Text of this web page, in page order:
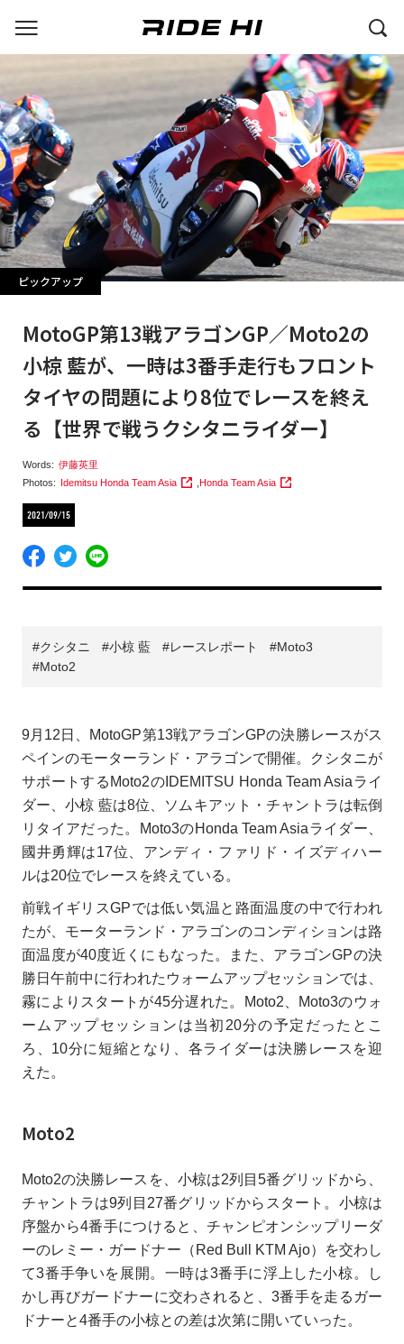
ピックアップ
MotoGP第13戦アラゴンGP／Moto2の
小椋 藍が、一時は3番手走行もフロント
タイヤの問題により8位でレースを終え
る【世界で戦うクシタニライダー】
Words: 伊藤英里
Photos: Idemitsu Honda Team Asia ,Honda Team Asia
2021/09/15
クシタニ 小椋 藍 レースレポート
Moto3
Moto2
9月12日、MotoGP第13戦アラゴンGPの決勝レースがス
ペインのモーターランド・アラゴンで開催。クシタニが
サポートするMoto2のIDEMITSU Honda Team Asiaライ
ダー、小椋 藍は8位、ソムキアット・チャントラは転倒
リタイアだった。Moto3のHonda Team Asiaライダー、
國井勇輝は17位、アンディ・ファリド・イズディハー
ルは20位でレースを終えている。
前戦イギリスGPでは低い気温と路面温度の中で行われ
たが、モーターランド・アラゴンのコンディションは路
面温度が40度近くにもなった。また、アラゴンGPの決
勝日午前中に行われたウォームアップセッションでは、
霧によりスタートが45分遅れた。Moto2、Moto3のウォ
ームアップセッションは当初20分の予定だったとこ
ろ、10分に短縮となり、各ライダーは決勝レースを迎
えた。
Moto2
Moto2の決勝レースを、小椋は2列目5番グリッドから、
チャントラは9列目27番グリッドからスタート。小椋は
序盤から4番手につけると、チャンピオンシップリーダ
ーのレミー・ガードナー（Red Bull KTM Ajo）を交わし
て3番手争いを展開。一時は3番手に浮上した小椋。し
かし再びガードナーに交わされると、3番手を走るガー
ドナーと4番手の小椋との差は次第に開いていった。